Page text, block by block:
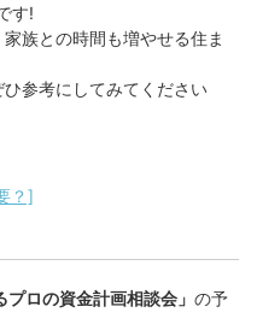
す!
族との時間も増やせる住ま
参考にしてみてください
？]
プロの資金計画相談会」 の予